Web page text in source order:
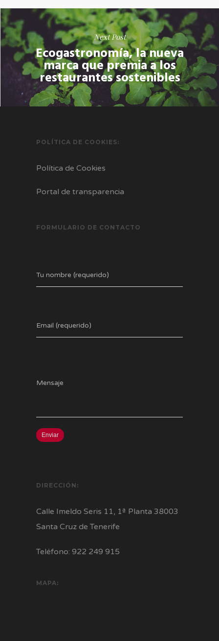
Next Post
Ecogastronomía, la nueva
marca que premia a los
restaurantes sostenibles
POLÍTICA DE COOKIES:
Política de Cookies
Portal de transparencia
FORMULARIO DE CONTACTO
Tu nombre (requerido)
Email (requerido)
Mensaje
DIRECCIÓN:
Calle Imeldo Seris 11, 1ª Planta 38003
Santa Cruz de Tenerife
Teléfono: 922 249 915
MAPA: